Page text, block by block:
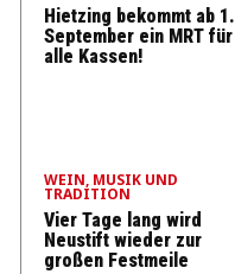
Hietzing bekommt ab 1.
September ein MRT für
alle Kassen!
WEIN, MUSIK UND
TRADITION
Vier Tage lang wird
Neustift wieder zur
großen Festmeile